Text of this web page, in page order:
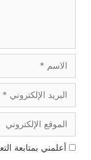
الاسم
البريد
الإلكتروني
الموقع
الإلكتروني
أعلمني بمتابعة